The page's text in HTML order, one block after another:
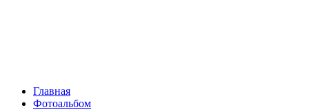
Главная
Фотоальбом